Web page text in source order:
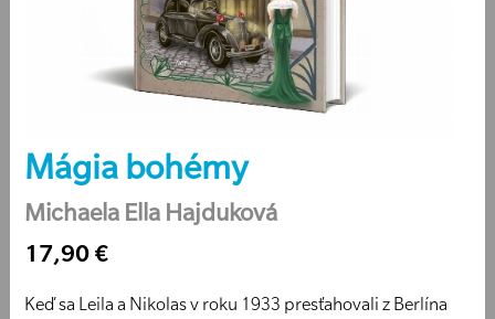
Mágia bohémy
Michaela Ella Hajduková
17,90 €
Keď sa Leila a Nikolas v roku 1933 presťahovali z Berlína